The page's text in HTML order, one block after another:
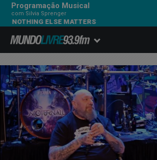
Programação Musical
com Silvia Sprenger
ELSE MATTERS